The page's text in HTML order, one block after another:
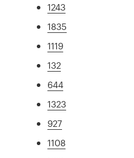
1243
1835
1119
132
644
1323
927
1108